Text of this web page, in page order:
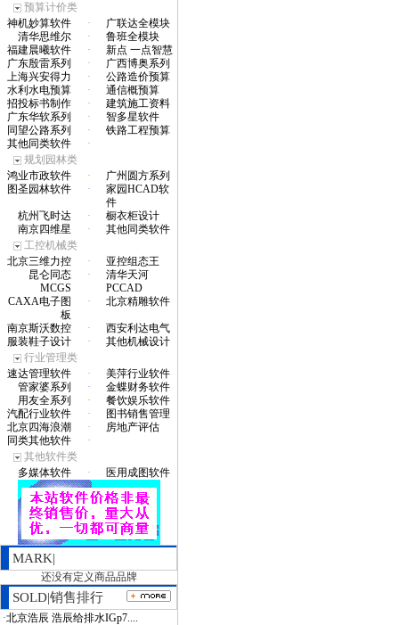
预算计价类
神机妙算软件
·
广联达全模块
清华思维尔
·
鲁班全模块
福建晨曦软件
·
新点 一点智慧
广东殷雷系列
·
广西博奥系列
上海兴安得力
·
公路造价预算
水利水电预算
·
通信概预算
招投标书制作
·
建筑施工资料
广东华软系列
·
智多星软件
同望公路系列
·
铁路工程预算
其他同类软件
·
规划园林类
鸿业市政软件
·
广州圆方系列
图圣园林软件
·
家园HCAD软
件
杭州飞时达
·
橱衣柜设计
南京四维星
·
其他同类软件
工控机械类
北京三维力控
·
亚控组态王
昆仑同态
MCGS
·
清华天河
PCCAD
CAXA电子图
板
· 北京精雕软件
南京斯沃数控 ·
西安利达电气
服装鞋子设计
·
其他机械设计
行业管理类
速达管理软件
·
美萍行业软件
管家婆系列
·
金蝶财务软件
用友全系列
·
餐饮娱乐软件
汽配行业软件
·
图书销售管理
北京四海浪潮
·
房地产评估
同类其他软件
·
其他软件类
多媒体软件
· 医用成图软件
MARK|
还没有定义商品品牌
SOLD|销售排行
·北京浩辰 浩辰给排水IGp7....